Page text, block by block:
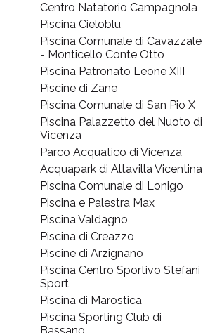
Centro Natatorio Campagnola
Piscina Cieloblu
Piscina Comunale di Cavazzale
- Monticello Conte Otto
Piscina Patronato Leone XIII
Piscine di Zane
Piscina Comunale di San Pio X
Piscina Palazzetto del Nuoto di
Vicenza
Parco Acquatico di Vicenza
Acquapark di Altavilla Vicentina
Piscina Comunale di Lonigo
Piscina e Palestra Max
Piscina Valdagno
Piscina di Creazzo
Piscine di Arzignano
Piscina Centro Sportivo Stefani
Sport
Piscina di Marostica
Piscina Sporting Club di